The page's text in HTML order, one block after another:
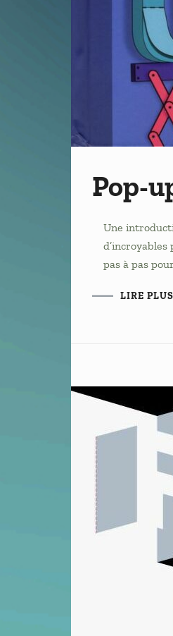
Pop-
Une
pas à pas
LIRE PLUS